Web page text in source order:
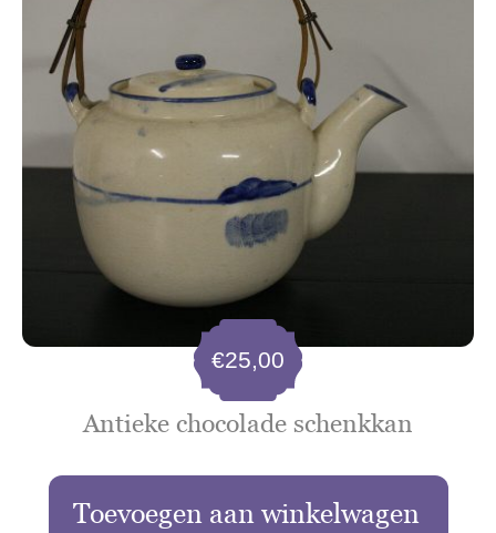
Antieke chocolade schenkkan
€25,00
Toevoegen aan winkelwagen